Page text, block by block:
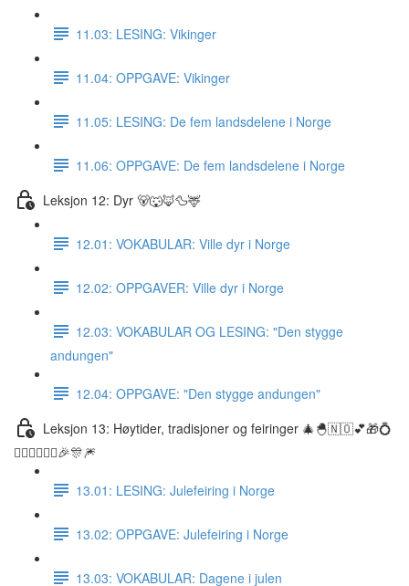
11.03: LESING: Vikinger
11.04: OPPGAVE: Vikinger
11.05: LESING: De fem landsdelene i Norge
11.06: OPPGAVE: De fem landsdelene i Norge
Leksjon 12: Dyr 🐻🐺🦊🦆🦌
12.01: VOKABULAR: Ville dyr i Norge
12.02: OPPGAVER: Ville dyr i Norge
12.03: VOKABULAR OG LESING: "Den stygge
andungen"
12.04: OPPGAVE: "Den stygge andungen"
Leksjon 13: Høytider, tradisjoner og feiringer 🎄🐣🇳🇴💕🎁💍
👰🏼‍♀️🤵🏽‍♂️🎉🎊🎆
13.01: LESING: Julefeiring i Norge
13.02: OPPGAVE: Julefeiring i Norge
13.03: VOKABULAR: Dagene i julen